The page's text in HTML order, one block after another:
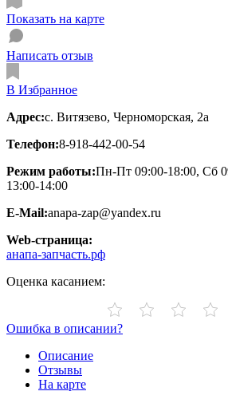
Показать на карте
Написать отзыв
В Избранное
Адрес:с. Витязево, Черноморская, 2а
Телефон:8-918-442-00-54
Режим работы:Пн-Пт 09:00-18:00, Сб
13:00-14:00
E-Mail:anapa-zap@yandex.ru
Web-страница:
анапа-запчасть.рф
Оценка касанием:
Ошибка в описании?
Описание
Отзывы
На карте